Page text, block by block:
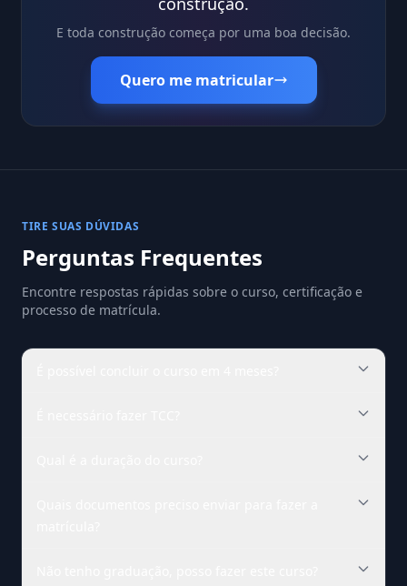
E toda construção começa por uma boa decisão.
Quero me matricular
TIRE SUAS DÚVIDAS
Perguntas Frequentes
Encontre respostas rápidas sobre o curso, certificação e
processo de matrícula.